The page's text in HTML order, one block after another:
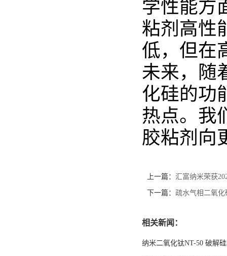
学性能方
粘剂高性
低，但在
未来，随
化硅的功
热点。我
胶粘剂向
上一篇： 汇富纳米荣获
下一篇： 疏水气相二氧
相关新闻：
纳米二氧化钛NT-50 破解